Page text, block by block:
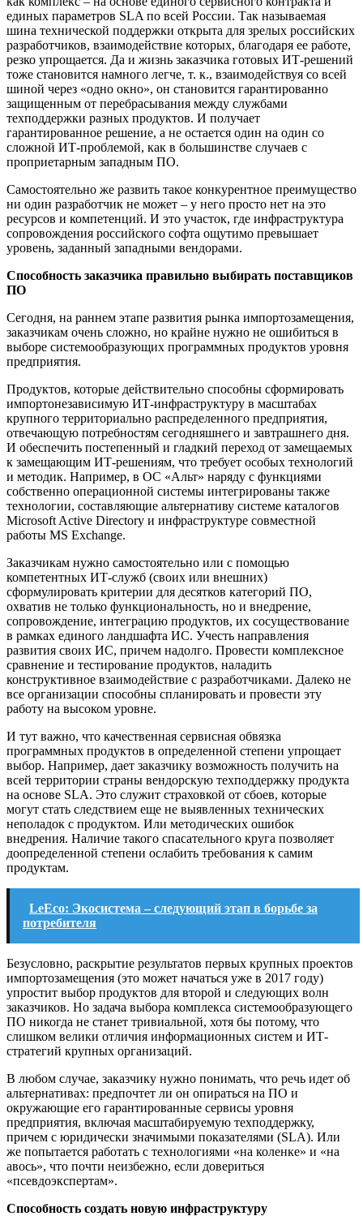
единых параметров SLA по всей России. Так называемая
шина технической поддержки открыта для зрелых российских
разработчиков, взаимодействие которых, благодаря ее работе,
резко упрощается. Да и жизнь заказчика готовых ИТ-решений
тоже становится намного легче, т. к., взаимодействуя со всей
шиной через «одно окно», он становится гарантированно
защищенным от перебрасывания между службами
техподдержки разных продуктов. И получает
гарантированное решение, а не остается один на один со
сложной ИТ-проблемой, как в большинстве случаев с
проприетарным западным ПО.
Самостоятельно же развить такое конкурентное преимущество
ни один разработчик не может – у него просто нет на это
ресурсов и компетенций. И это участок, где инфраструктура
сопровождения российского софта ощутимо превышает
уровень, заданный западными вендорами.
Способность заказчика правильно выбирать поставщиков
ПО
Сегодня, на раннем этапе развития рынка импортозамещения,
заказчикам очень сложно, но крайне нужно не ошибиться в
выборе системообразующих программных продуктов уровня
предприятия.
Продуктов, которые действительно способны сформировать
импортонезависимую ИТ-инфраструктуру в масштабах
крупного территориально распределенного предприятия,
отвечающую потребностям сегодняшнего и завтрашнего дня.
И обеспечить постепенный и гладкий переход от замещаемых
к замещающим ИТ-решениям, что требует особых технологий
и методик. Например, в ОС «Альт» наряду с функциями
собственно операционной системы интегрированы также
технологии, составляющие альтернативу системе каталогов
Microsoft Active Directory и инфраструктуре совместной
работы MS Exchange.
Заказчикам нужно самостоятельно или с помощью
компетентных ИТ-служб (своих или внешних)
сформулировать критерии для десятков категорий ПО,
охватив не только функциональность, но и внедрение,
сопровождение, интеграцию продуктов, их сосуществование
в рамках единого ландшафта ИС. Учесть направления
развития своих ИС, причем надолго. Провести комплексное
сравнение и тестирование продуктов, наладить
конструктивное взаимодействие с разработчиками. Далеко не
все организации способны спланировать и провести эту
работу на высоком уровне.
И тут важно, что качественная сервисная обвязка
программных продуктов в определенной степени упрощает
выбор. Например, дает заказчику возможность получить на
всей территории страны вендорскую техподдержку продукта
на основе SLA. Это служит страховкой от сбоев, которые
могут стать следствием еще не выявленных технических
неполадок с продуктом. Или методических ошибок
внедрения. Наличие такого спасательного круга позволяет
доопределенной степени ослабить требования к самим
продуктам.
LeEco: Экосистема – следующий этап в борьбе за
потребителя
Безусловно, раскрытие результатов первых крупных проектов
импортозамещения (это может начаться уже в 2017 году)
упростит выбор продуктов для второй и следующих волн
заказчиков. Но задача выбора комплекса системообразующего
ПО никогда не станет тривиальной, хотя бы потому, что
слишком велики отличия информационных систем и ИТ-
стратегий крупных организаций.
В любом случае, заказчику нужно понимать, что речь идет об
альтернативах: предпочтет ли он опираться на ПО и
окружающие его гарантированные сервисы уровня
предприятия, включая масштабируемую техподдержку,
причем с юридически значимыми показателями (SLA). Или
же попытается работать с технологиями «на коленке» и «на
авось», что почти неизбежно, если довериться
«псевдоэкспертам».
Способность создать новую инфраструктуру